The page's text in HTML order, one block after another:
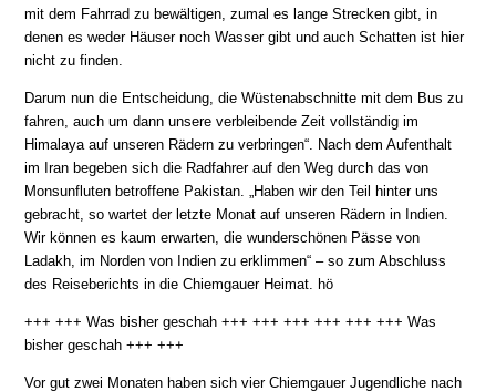
mit dem Fahrrad zu bewältigen, zumal es lange Strecken gibt, in
denen es weder Häuser noch Wasser gibt und auch Schatten ist hier
nicht zu finden.
Darum nun die Entscheidung, die Wüstenabschnitte mit dem Bus zu
fahren, auch um dann unsere verbleibende Zeit vollständig im
Himalaya auf unseren Rädern zu verbringen“. Nach dem Aufenthalt
im Iran begeben sich die Radfahrer auf den Weg durch das von
Monsunfluten betroffene Pakistan. „Haben wir den Teil hinter uns
gebracht, so wartet der letzte Monat auf unseren Rädern in Indien.
Wir können es kaum erwarten, die wunderschönen Pässe von
Ladakh, im Norden von Indien zu erklimmen“ – so zum Abschluss
des Reiseberichts in die Chiemgauer Heimat. hö
+++ +++ Was bisher geschah +++ +++ +++ +++ +++ +++ Was
bisher geschah +++ +++
Vor gut zwei Monaten haben sich vier Chiemgauer Jugendliche nach